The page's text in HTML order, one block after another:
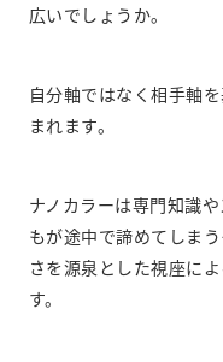
広いでしょうか。
自分軸ではなく相手軸
まれます。
ナノカラーは専門知識
もが途中で諦めてしま
さを源泉とした視座に
す。